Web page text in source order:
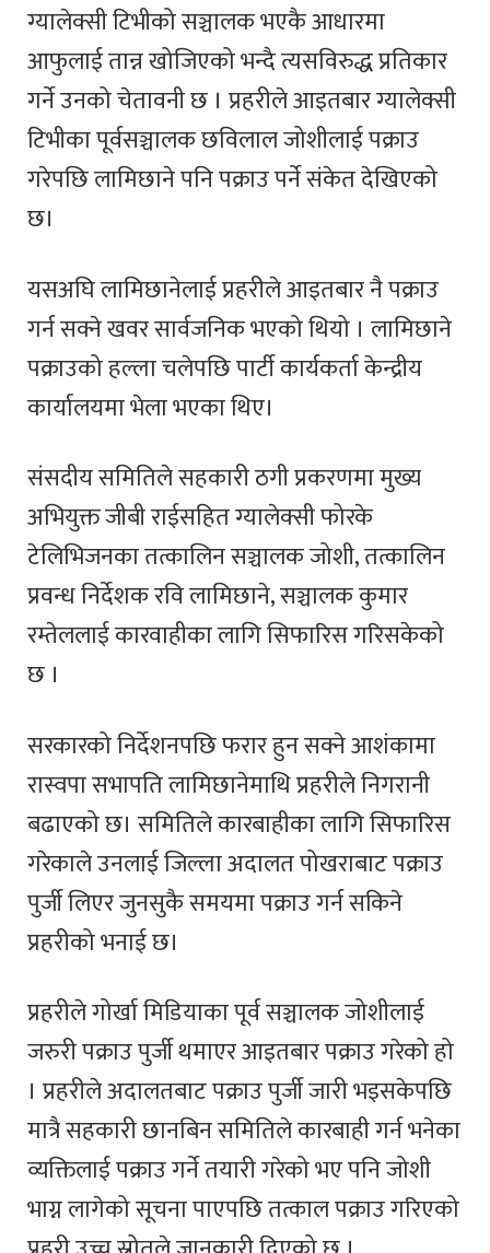
ग्यालेक्सी टिभीको सञ्चालक भएकै आधारमा
आफुलाई तान्न खोजिएको भन्दै त्यसविरुद्ध प्रतिकार
गर्ने उनको चेतावनी छ । प्रहरीले आइतबार ग्यालेक्सी
टिभीका पूर्वसञ्चालक छविलाल जोशीलाई पक्राउ
गरेपछि लामिछाने पनि पक्राउ पर्ने संकेत देखिएको
छ।
यसअघि लामिछानेलाई प्रहरीले आइतबार नै पक्राउ
गर्न सक्ने खवर सार्वजनिक भएको थियो । लामिछाने
पक्राउको हल्ला चलेपछि पार्टी कार्यकर्ता केन्द्रीय
कार्यालयमा भेला भएका थिए।
संसदीय समितिले सहकारी ठगी प्रकरणमा मुख्य
अभियुक्त जीबी राईसहित ग्यालेक्सी फोरके
टेलिभिजनका तत्कालिन सञ्चालक जोशी, तत्कालिन
प्रवन्ध निर्देशक रवि लामिछाने, सञ्चालक कुमार
रम्तेललाई कारवाहीका लागि सिफारिस गरिसकेको
छ ।
सरकारको निर्देशनपछि फरार हुन सक्ने आशंकामा
रास्वपा सभापति लामिछानेमाथि प्रहरीले निगरानी
बढाएको छ। समितिले कारबाहीका लागि सिफारिस
गरेकाले उनलाई जिल्ला अदालत पोखराबाट पक्राउ
पुर्जी लिएर जुनसुकै समयमा पक्राउ गर्न सकिने
प्रहरीको भनाई छ।
प्रहरीले गोर्खा मिडियाका पूर्व सञ्चालक जोशीलाई
जरुरी पक्राउ पुर्जी थमाएर आइतबार पक्राउ गरेको हो
। प्रहरीले अदालतबाट पक्राउ पुर्जी जारी भइसकेपछि
मात्रै सहकारी छानबिन समितिले कारबाही गर्न भनेका
व्यक्तिलाई पक्राउ गर्ने तयारी गरेको भए पनि जोशी
भाग्न लागेको सूचना पाएपछि तत्काल पक्राउ गरिएको